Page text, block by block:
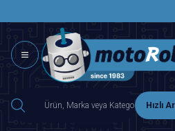
Hızlı